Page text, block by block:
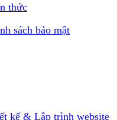
thức
sách bảo mật
kế & Lập trình website